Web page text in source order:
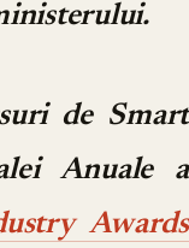
de Smart
Anuale a
Awards